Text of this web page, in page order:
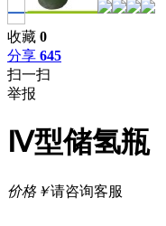
收藏 0
分享 645
扫一扫
举报
Ⅳ型储氢瓶
价格￥请咨询客服